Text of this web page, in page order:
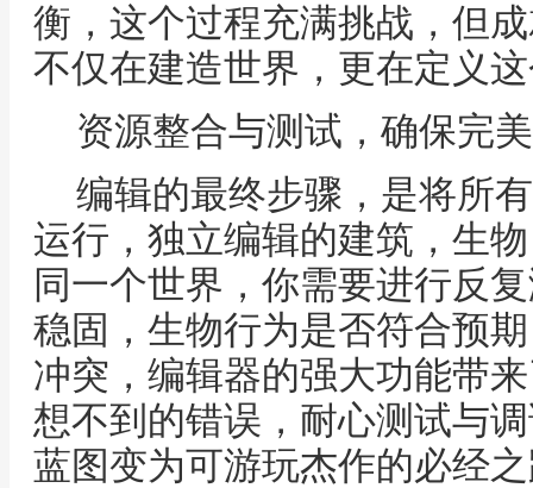
衡，这个过程充满挑战，但
不仅在建造世界，更在定义
资源整合与测试，确保完
编辑的最终步骤，是将所
运行，独立编辑的建筑，生
同一个世界，你需要进行反
稳固，生物行为是否符合预
冲突，编辑器的强大功能带
想不到的错误，耐心测试与
蓝图变为可游玩杰作的必经